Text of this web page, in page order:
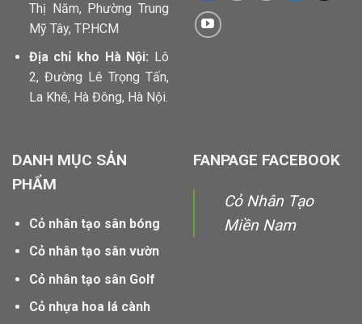
Thị Năm, Phường Trung
Mỹ Tây, TP.HCM
Địa chỉ kho Hà Nội: Lô
2, Đường Lê Trọng Tấn,
La Khê, Hà Đông, Hà Nội.
DANH MỤC SẢN
PHẨM
Cỏ nhân tạo sân bóng
Cỏ nhân tạo sân vườn
Cỏ nhân tạo sân Golf
Cỏ nhựa hoa lá cành
FANPAGE FACEBOOK
Cỏ Nhân Tạo
Miền Nam